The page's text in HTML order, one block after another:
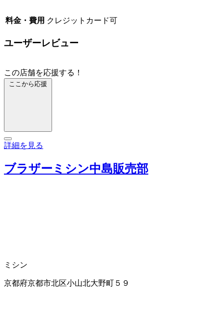
料金・費用 クレジットカード可
ユーザーレビュー
この店舗を応援する！
ここから応援
詳細を見る
ブラザーミシン中島販売部
ミシン
京都府京都市北区小山北大野町５９